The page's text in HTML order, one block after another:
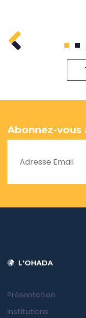
1 2
Abonnez-
L'OHADA
Présentation
Institutions